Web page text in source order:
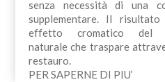
senza necessità di una
supplementare. Il
effetto cromatico del
naturale che traspare
restauro.
PER SAPERNE DI PIU’